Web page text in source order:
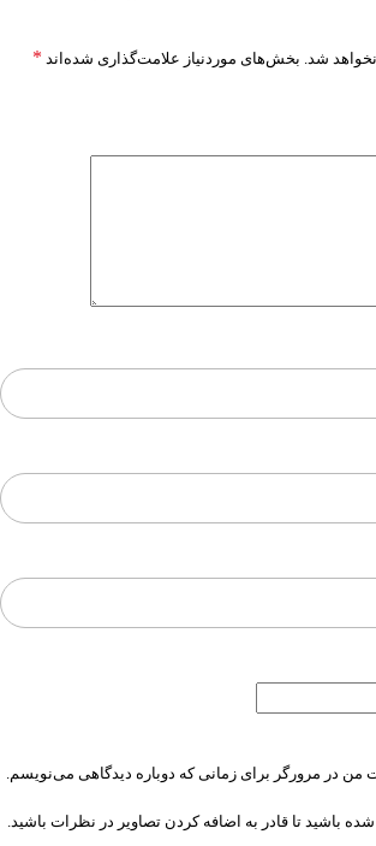
شد. بخش‌های موردنیاز علامت‌گذاری شده‌اند *
من در مرورگر برای زمانی که دوباره دیدگاهی می‌نویسم.
باشید تا قادر به اضافه کردن تصاویر در نظرات باشید.